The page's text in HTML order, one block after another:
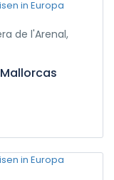
de l'Arenal,